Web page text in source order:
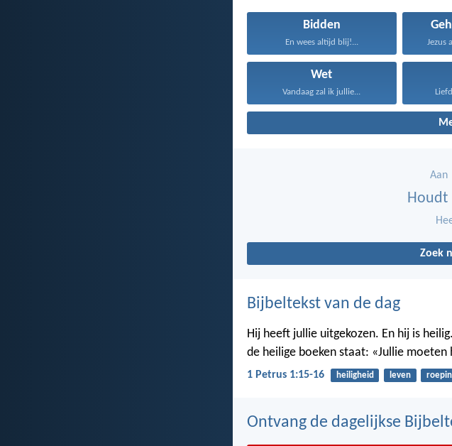
Bidden
En wees altijd blij!... Jezus
Wet
Vandaag zal ik jullie...
Aan
Houdt
Zoek
Bijbeltekst van de dag
Hij heeft jullie uitgekozen. En hij is
de heilige boeken staat: «Jullie
1 Petrus 1:15-16 heiligheid leven
Ontvang de dagelijkse